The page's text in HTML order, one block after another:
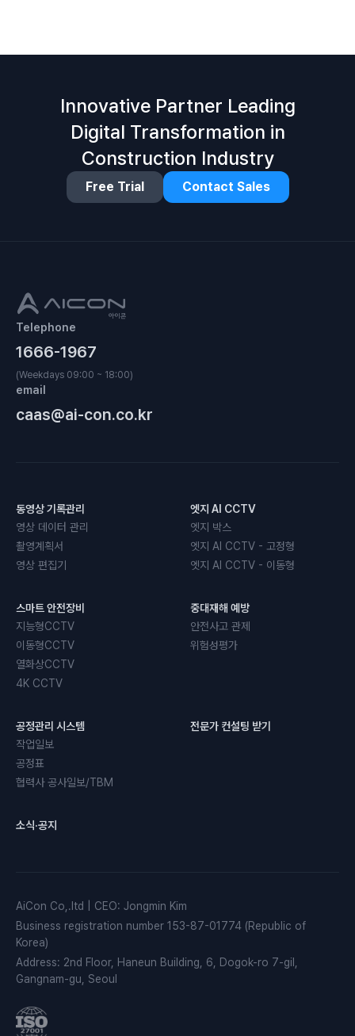
Innovative Partner Leading
Digital Transformation in
Construction Industry
Free Trial Contact Sales
Telephone
1666-1967
(Weekdays 09:00 ~ 18:00)
email
caas@ai-con.co.kr
동영상 기록관리
영상 데이터 관리
촬영계획서
영상 편집기
엣지 AI CCTV
엣지 박스
엣지 AI CCTV - 고정형
엣지 AI CCTV - 이동형
스마트 안전장비
지능형CCTV
이동형CCTV
열화상CCTV
4K CCTV
중대재해 예방
안전사고 관제
위험성평가
공정관리 시스템
작업일보
공정표
협력사 공사일보/TBM
전문가 컨설팅 받기
소식·공지
AiCon Co,.ltd CEO: Jongmin Kim
Business registration number 153-87-01774 (Republic of
Korea)
Address: 2nd Floor, Haneun Building, 6, Dogok-ro 7-gil,
Gangnam-gu, Seoul